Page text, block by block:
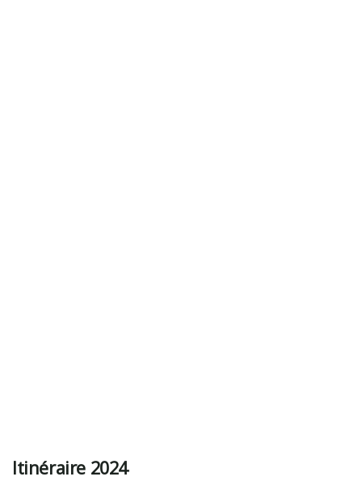
Itinéraire 2024